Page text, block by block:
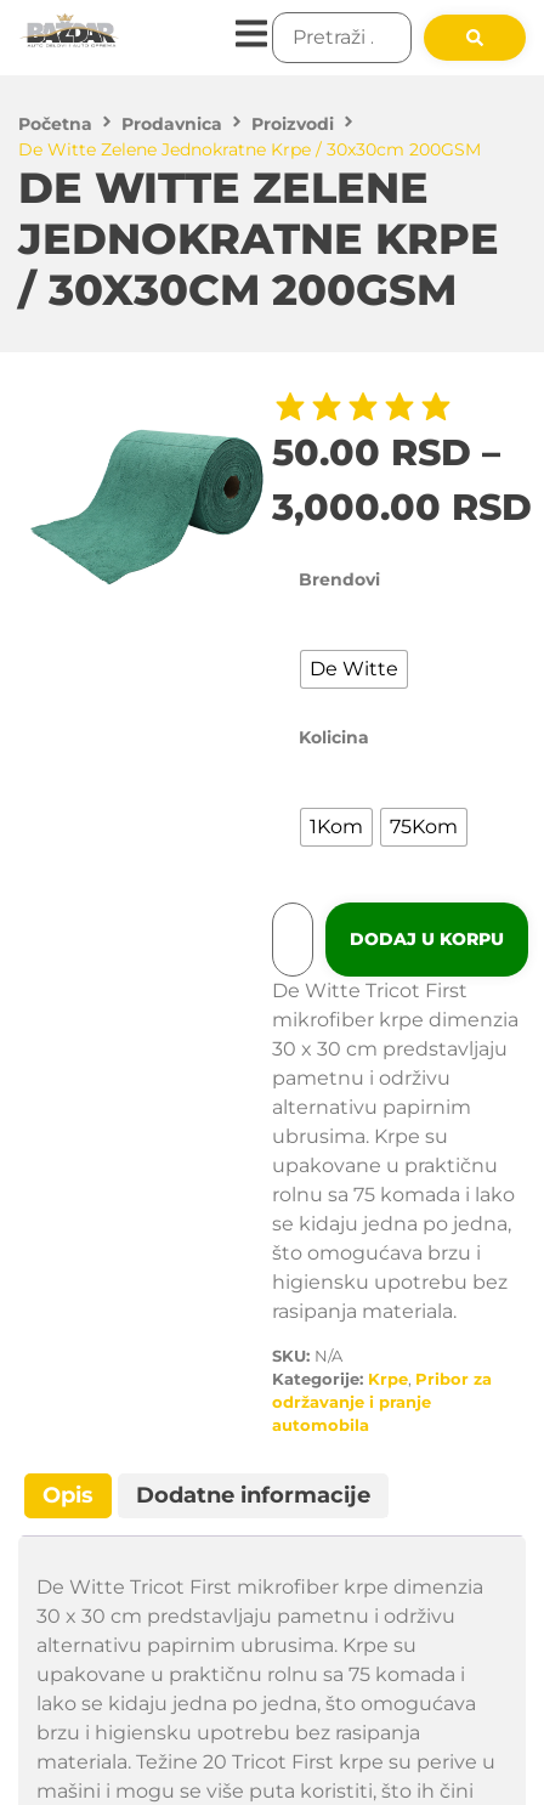
Početna Prodavnica
Proizvodi
De Witte Zelene Jednokratne Krpe / 30x30cm 200GSM
DE WITTE ZELENE
JEDNOKRATNE KRPE
/ 30X30CM 200GSM
50.00 RSD –
3,000.00 RSD
Brendovi
De Witte
Kolicina
1Kom 75Kom
DODAJ U KORPU
De Witte Tricot First
mikrofiber krpe dimenzia
30 x 30 cm predstavljaju
pametnu i održivu
alternativu papirnim
ubrusima. Krpe su
upakovane u praktičnu
rolnu sa 75 komada i lako
se kidaju jedna po jedna,
što omogućava brzu i
higiensku upotrebu bez
rasipanja materiala.
SKU: N/A
Kategorije: Krpe, Pribor za
održavanje i pranje
automobila
Opis Dodatne informacije
De Witte Tricot First mikrofiber krpe dimenzia
30 x 30 cm predstavljaju pametnu i održivu
alternativu papirnim ubrusima. Krpe su
upakovane u praktičnu rolnu sa 75 komada i
lako se kidaju jedna po jedna, što omogućava
brzu i higiensku upotrebu bez rasipanja
materiala. Težine 20 Tricot First krpe su perive u
mašini i mogu se više puta koristiti, što ih čini